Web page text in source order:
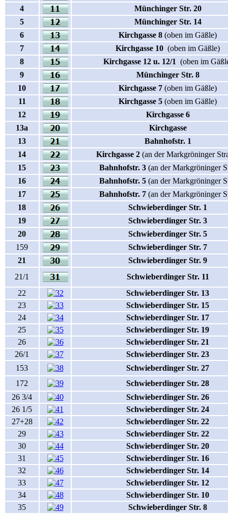
4
Münchinger Str. 20
5
Münchinger Str. 14
6
Kirchgasse 8 (oben im Gäßle)
7
Kirchgasse 10 (oben im Gäßle)
8
Kirchgasse 12 u. 12/1 (oben im
9
Münchinger Str. 8
10
Kirchgasse 7 (oben im Gäßle)
11
Kirchgasse 5 (oben im Gäßle)
12
Kirchgasse 6
13a
Kirchgasse
13
Bahnhofstr. 1
14
Kirchgasse 2 (an der Markgröninger
15
Bahnhofstr. 3 (an der Markgröninger
16
Bahnhofstr. 5 (an der Markgröninger
17
Bahnhofstr. 7 (an der Markgröninger
18
Schwieberdinger Str. 1
19
Schwieberdinger Str. 3
20
Schwieberdinger Str. 5
159
Schwieberdinger Str. 7
21
Schwieberdinger Str. 9
21/1
Schwieberdinger Str. 11
22
Schwieberdinger Str. 13
23
Schwieberdinger Str. 15
24
Schwieberdinger Str. 17
25
Schwieberdinger Str. 19
26
Schwieberdinger Str. 21
26/1
Schwieberdinger Str. 23
153
Schwieberdinger Str. 27
172
Schwieberdinger Str. 28
26 3/4
Schwieberdinger Str. 26
26 1/5
Schwieberdinger Str. 24
27+28
Schwieberdinger Str. 22
29
Schwieberdinger Str. 22
30
Schwieberdinger Str. 20
31
Schwieberdinger Str. 16
32
Schwieberdinger Str. 14
33
Schwieberdinger Str. 12
34
Schwieberdinger Str. 10
35
Schwieberdinger Str. 8